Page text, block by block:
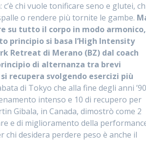
chi vuole tonificare seno e glutei,
o rendere più tornite le gambe.
su tutto il corpo in modo
principio si basa l’High Intensity
Retreat di Merano (BZ) dal coach
di alternanza tra brevi
recupera svolgendo esercizi più
di Tokyo che alla fine degli anni ’90
intenso e 10 di recupero per
Gibala, in Canada, dimostrò come 2
e di miglioramento della
desidera perdere peso è anche il